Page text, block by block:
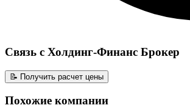
Связь с Холдинг-Финанс Брокер
📝 Получить расчет цены
Похожие компании